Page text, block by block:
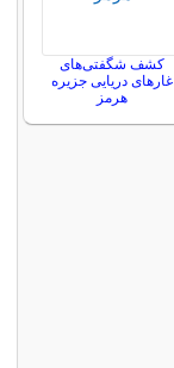
کشف شگفتی‌های
غارهای دریایی جزیره
هرمز